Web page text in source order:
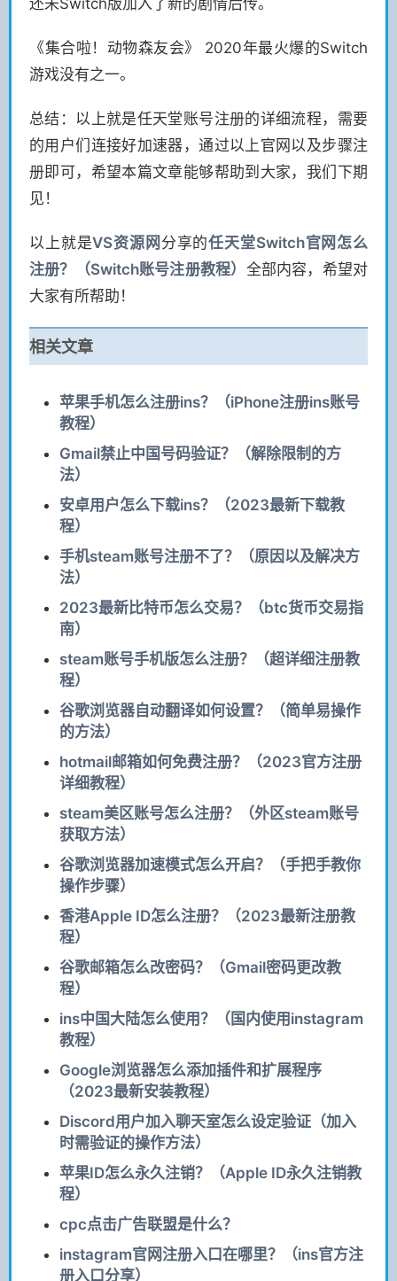
《集合啦！动物森友会》 2020年最火爆的Switch
游戏没有之一。
总结：以上就是任天堂账号注册的详细流程，需要
的用户们连接好加速器，通过以上官网以及步骤注
册即可，希望本篇文章能够帮助到大家，我们下期
见！
以上就是VS资源网 分享的任天堂Switch官网怎么
注册？（Switch账号注册教程） 全部内容，希望对
大家有所帮助！
相关文章
苹果手机怎么注册ins？（iPhone注册ins账号
教程）
Gmail禁止中国号码验证？（解除限制的方
法）
安卓用户怎么下载ins？（2023最新下载教
程）
手机steam账号注册不了？（原因以及解决方
法）
2023最新比特币怎么交易？（btc货币交易指
南）
steam账号手机版怎么注册？（超详细注册教
程）
谷歌浏览器自动翻译如何设置？（简单易操作
的方法）
hotmail邮箱如何免费注册？（2023官方注册
详细教程）
steam美区账号怎么注册？（外区steam账号
获取方法）
谷歌浏览器加速模式怎么开启？（手把手教你
操作步骤）
香港Apple ID怎么注册？（2023最新注册教
程）
谷歌邮箱怎么改密码？（Gmail密码更改教
程）
ins中国大陆怎么使用？（国内使用instagram
教程）
Google浏览器怎么添加插件和扩展程序
（2023最新安装教程）
Discord用户加入聊天室怎么设定验证（加入
时需验证的操作方法）
苹果ID怎么永久注销？（Apple ID永久注销教
程）
cpc点击广告联盟是什么？
instagram官网注册入口在哪里？（ins官方注
册入口分享）